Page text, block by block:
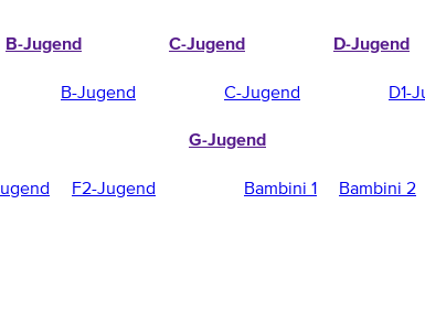
B-Jugend
B-Jugend
C-Jugend
C-Jugend
D-Jugend
D1-
F2-Jugend
G-Jugend
Bambini 1 Bambini 2